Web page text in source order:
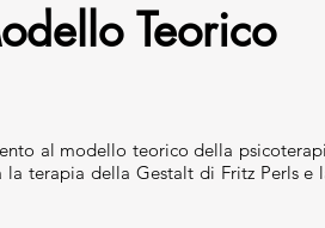
Teorico
al modello teorico della
terapia della Gestalt di Fritz Perls